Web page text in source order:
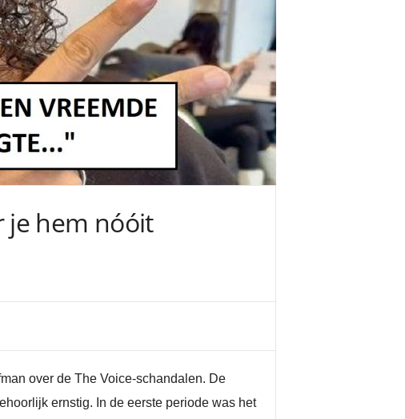
je hem nóóit
over de The Voice-schandalen. De
ernstig. In de eerste periode was het